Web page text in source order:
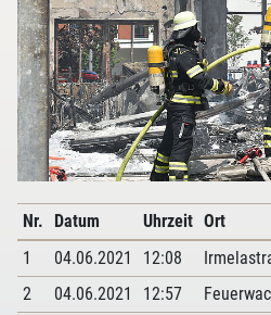
Nr. Datum Uhrzeit Ort
1
04.06.2021 12:08
2
04.06.2021 12:57